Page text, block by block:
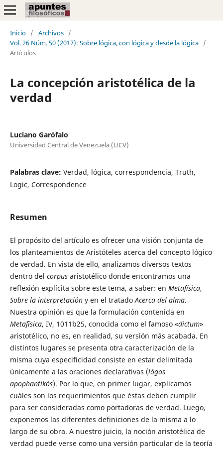
Inicio / Archivos /
Vol. 26 Núm. 50 (2017): Sobre lógica, con lógica y desde la lógica /
Artículos
La concepción aristotélica de la
verdad
Luciano Garófalo
Universidad Central de Venezuela (UCV)
Palabras clave: Verdad, lógica, correspondencia, Truth,
Logic, Correspondence
Resumen
El propósito del artículo es ofrecer una visión conjunta de
los planteamientos de Aristóteles acerca del concepto lógico
de verdad. En vista de ello, analizamos diversos textos
dentro del corpusaristotélico donde encontramos una
reflexión explícita sobre este tema, a saber: en Metafísica,
Sobre la interpretacióny en el tratadoAcerca del alma.
Nuestra opinión es que la formulación contenida en
Metafísica, IV, 1011b25, conocida como el famoso «dictum»
aristotélico, no es, en realidad, su versión más acabada. En
distintos lugares se presenta otra caracterización de la
misma cuya especificidad consiste en estar delimitada
únicamente a las oraciones declarativas (lógos
apophantikós). Por lo que, en primer lugar, explicamos
cuáles son los requerimientos que éstas deben cumplir
para ser consideradas como portadoras de verdad. Luego,
exponemos las diferentes definiciones de la misma a lo
largo de su obra. A nuestro juicio, la noción aristotélica de
verdad puede verse como una versión particular de la teoría